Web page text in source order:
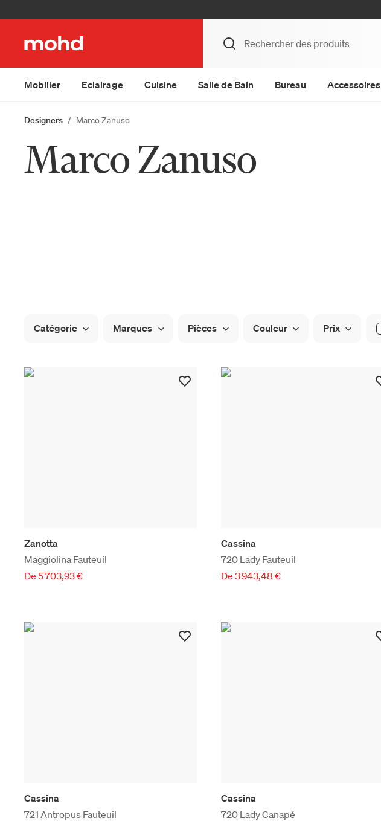
Mobilier Eclairage Cuisine Salle de Bain Bureau Accessoires
Designers Marco Zanuso
Marco Zanuso
Catégorie Marques Pièces Couleur Prix
Zanotta
Maggiolina Fauteuil
De 5 703,93 €
Cassina
720 Lady Fauteuil
De 3 943,48 €
Cassina
721 Antropus Fauteuil
Cassina
720 Lady Canapé